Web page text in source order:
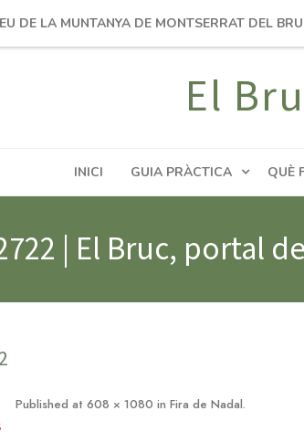
DE LA MUNTANYA DE MONTSERRAT DEL
El
INICI GUIA PRÀCTICA QUÈ
| El Bruc, portal
Published at 608 × 1080 in Fira de Nadal.